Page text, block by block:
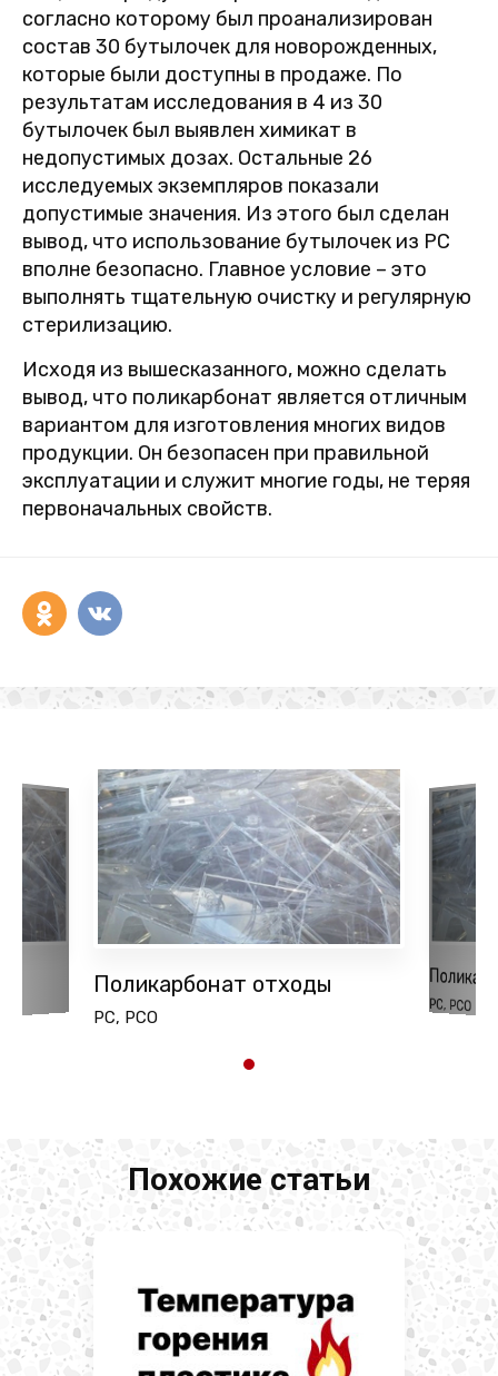
согласно которому был проанализирован
состав 30 бутылочек для новорожденных,
которые были доступны в продаже. По
результатам исследования в 4 из 30
бутылочек был выявлен химикат в
недопустимых дозах. Остальные 26
исследуемых экземпляров показали
допустимые значения. Из этого был сделан
вывод, что использование бутылочек из PC
вполне безопасно. Главное условие – это
выполнять тщательную очистку и регулярную
стерилизацию.
Исходя из вышесказанного, можно сделать
вывод, что поликарбонат является отличным
вариантом для изготовления многих видов
продукции. Он безопасен при правильной
эксплуатации и служит многие годы, не теряя
первоначальных свойств.
Поликарбонат отходы
PC, PCO
PC, PCO
Похожие статьи